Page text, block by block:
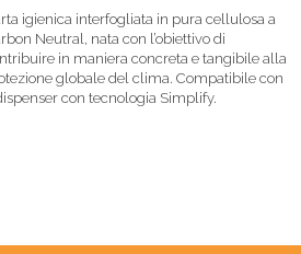
igienica interfogliata in pura cellulosa a
Neutral, nata con l’obiettivo di
in maniera concreta e tangibile alla
globale del clima. Compatibile con
con tecnologia Simplify.